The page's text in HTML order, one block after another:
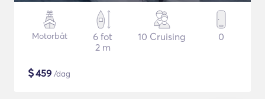
Motorbåt
6 fot
2 m
10 Cruising 0
$459 /dag